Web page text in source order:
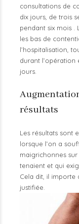
consultations de
dix jours, de trois
pendant six mois .
les bas de
l’hospitalisation,
durant l’opération
jours.
résultats
Les résultats sont
lorsque l’on a
maigrichonnes
tenaient et qui
Cela dit, il
justifiée.